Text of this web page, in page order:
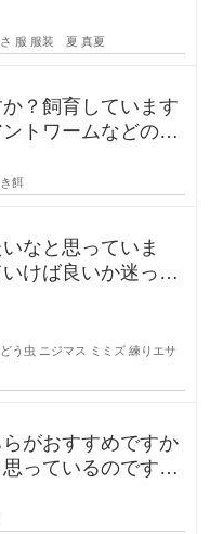
服 服装 夏 真夏
？飼育しています
トワームなどの生
餌
なと思っていま
けば良いか迷って
う虫 ニジマス ミミズ 練りエサ
がおすすめですか
っているのです